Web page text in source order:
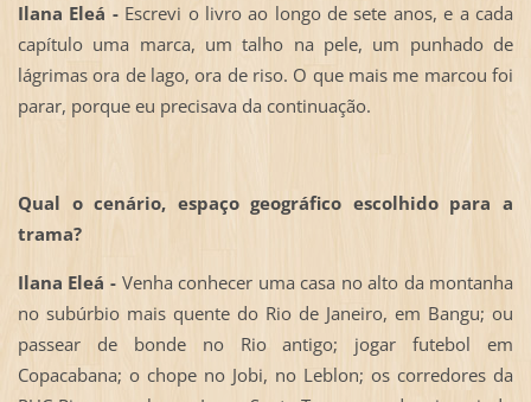
Ilana Eleá - Escrevi o livro ao longo de sete anos, e a cada
capítulo uma marca, um talho na pele, um punhado de
lágrimas ora de lago, ora de riso. O que mais me marcou foi
parar, porque eu precisava da continuação.
Qual o cenário, espaço geográfico escolhido para a
trama?
Ilana Eleá - Venha conhecer uma casa no alto da montanha
no subúrbio mais quente do Rio de Janeiro, em Bangu; ou
passear de bonde no Rio antigo; jogar futebol em
Copacabana; o chope no Jobi, no Leblon; os corredores da